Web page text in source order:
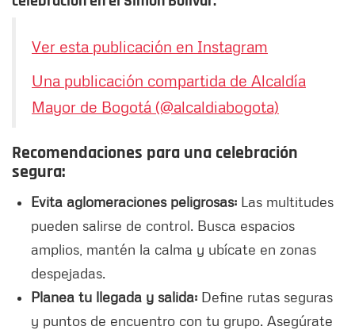
Ver esta publicación en Instagram
Una publicación compartida de Alcaldía
Mayor de Bogotá (@alcaldiabogota)
Recomendaciones para una celebración
segura:
Evita aglomeraciones peligrosas: Las multitudes
pueden salirse de control. Busca espacios
amplios, mantén la calma y ubícate en zonas
despejadas.
Planea tu llegada y salida: Define rutas seguras
y puntos de encuentro con tu grupo. Asegúrate